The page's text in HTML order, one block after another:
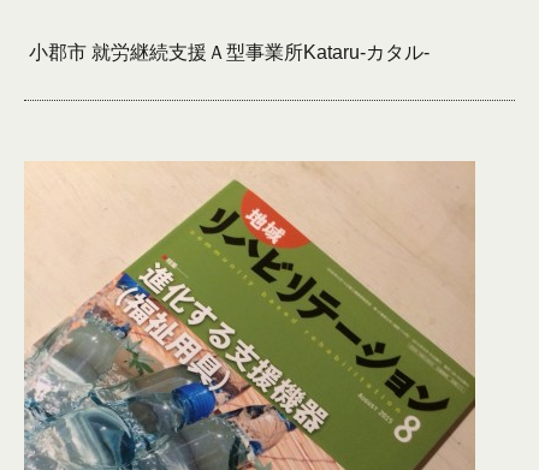
小郡市 就労継続支援Ａ型事業所Kataru-カタル-